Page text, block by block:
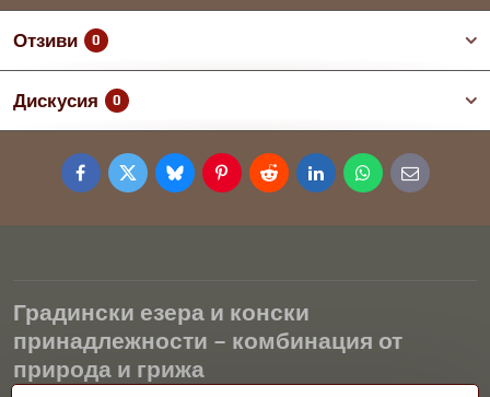
Отзиви 0
Дискусия 0
FacebookTwitterBlueskyPinterestRedditLinkedInWhatsApp
E-
mail
Градински езера и конски
принадлежности – комбинация от
природа и грижа